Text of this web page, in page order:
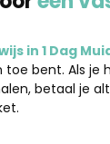
in 1 Dag
bent. Als je
betaal je